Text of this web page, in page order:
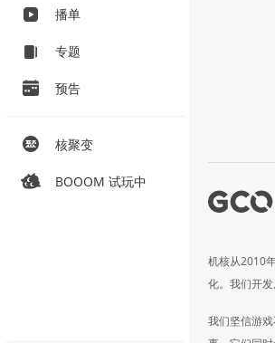
播单
专题
预告
核聚变
BOOOM 试玩中
机核从2010
化。我们开
我们坚信游